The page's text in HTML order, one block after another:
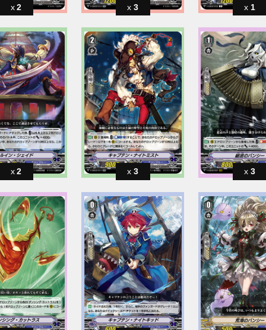
2 3 1
2 3 3